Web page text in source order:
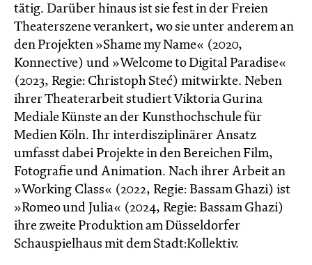
tätig. Darüber hinaus ist sie fest in der Freien
Theaterszene verankert, wo sie unter anderem an
den Projekten »Shame my Name« (2020,
Konnective) und »Welcome to Digital Paradise«
(2023, Regie: Christoph Steć) mitwirkte. Neben
ihrer Theaterarbeit studiert Viktoria Gurina
Mediale Künste an der Kunsthochschule für
Medien Köln. Ihr interdisziplinärer Ansatz
umfasst dabei Projekte in den Bereichen Film,
Fotografie und Animation. Nach ihrer Arbeit an
»Working Class« (2022, Regie: Bassam Ghazi) ist
»Romeo und Julia« (2024, Regie: Bassam Ghazi)
ihre zweite Produktion am Düsseldorfer
Schauspielhaus mit dem Stadt:Kollektiv.